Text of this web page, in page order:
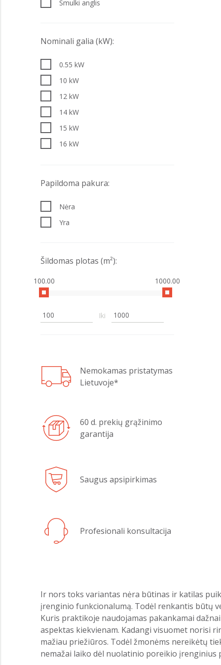
800 l
Smulki anglis
Nominali galia (kW):
0.55 kW
10 kW
12 kW
14 kW
15 kW
16 kW
20 kW
24 kW
50 kW
70 kW
Papildoma pakura:
Nėra
Yra
Šildomas plotas (m²):
100.00 1000.00
Iki
Nemokamas pristatymas
Lietuvoje*
60 d. prekių grąžinimo
garantija
Saugus apsipirkimas
Profesionali konsultacija
Ir nors toks variantas nėra būtinas ir katilas
įrenginio funkcionalumą. Todėl renkantis būtų
Kuris praktikoje naudojamas pakankamai
aspektas kiekvienam. Kadangi visuomet norisi
mažiau priežiūros. Todėl žmonėms nereikėtų
nemažai laiko dėl nuolatinio poreikio